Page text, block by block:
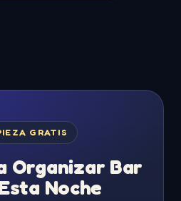
GRATIS
Organizar Bar
Noche